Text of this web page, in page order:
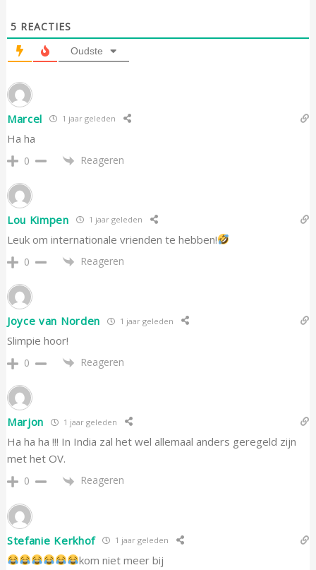
5 REACTIES
Oudste
Marcel 1 jaar geleden
Ha ha
0 Reageren
Lou Kimpen 1 jaar geleden
Leuk om internationale vrienden te hebben!
0 Reageren
Joyce van Norden 1 jaar geleden
Slimpie hoor!
0 Reageren
Marjon 1 jaar geleden
Ha ha ha !!! In India zal het wel allemaal anders geregeld zijn
met het OV.
0 Reageren
Stefanie Kerkhof 1 jaar geleden
kom niet meer bij